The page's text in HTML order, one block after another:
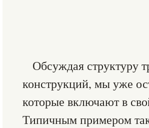
Обсуждая структуру
конструкций, мы уже
которые включают в
Типичным примером